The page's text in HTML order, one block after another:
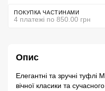
ПОКУПКА ЧАСТИНАМИ
4 платежі по 850.00 грн
Опис
Елегантні та зручні
вічної класики та